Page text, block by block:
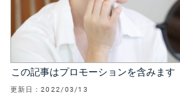
この記事はプロモーションを含みます
更新日： 2022/03/13